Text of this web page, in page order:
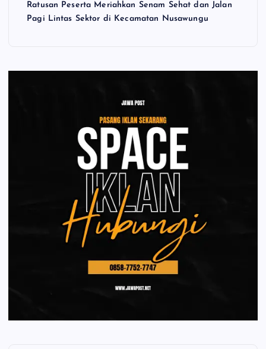
Ratusan Peserta Meriahkan Senam Sehat dan Jalan
Pagi Lintas Sektor di Kecamatan Nusawungu